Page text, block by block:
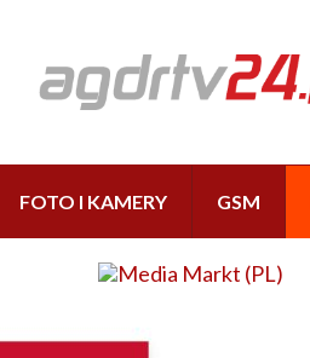
FOTO I KAMERY GSM